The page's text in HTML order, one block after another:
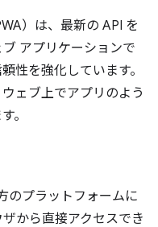
）は、最新の API を
アプリケーションで
性を強化しています。
ェブ上でアプリのよう
。
のプラットフォームに
から直接アクセスでき